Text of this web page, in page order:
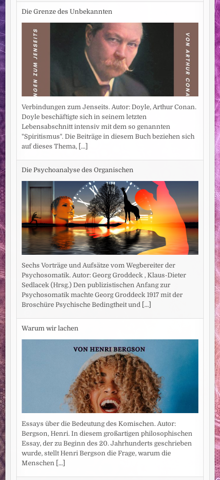
Die Grenze des Unbekannten
Verbindungen zum Jenseits. Autor: Doyle, Arthur Conan.
Doyle beschäftigte sich in seinem letzten
Lebensabschnitt intensiv mit dem so genannten
"Spiritismus". Die Beiträge in diesem Buch beziehen sich
auf dieses Thema, [...]
Die Psychoanalyse des Organischen
Sechs Vorträge und Aufsätze vom Wegbereiter der
Psychosomatik. Autor: Georg Groddeck , Klaus-Dieter
Sedlacek (Hrsg.) Den publizistischen Anfang zur
Psychosomatik machte Georg Groddeck 1917 mit der
Broschüre Psychische Bedingtheit und [...]
Warum wir lachen
Essays über die Bedeutung des Komischen. Autor:
Bergson, Henri. In diesem großartigen philosophischen
Essay, der zu Beginn des 20. Jahrhunderts geschrieben
wurde, stellt Henri Bergson die Frage, warum die
Menschen [...]